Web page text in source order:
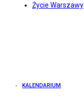
Życie Warszawy
KALENDARIUM